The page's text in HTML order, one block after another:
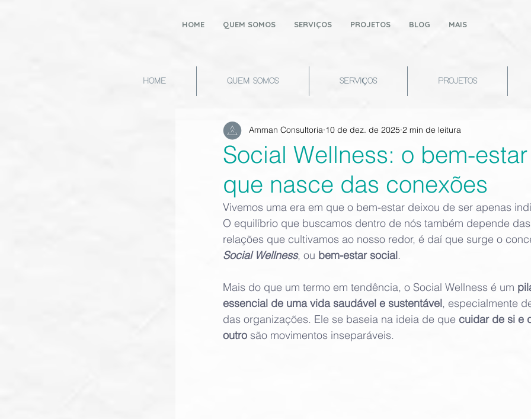
HOME QUEM SOMOS SERVIÇOS PROJETOS BLOG MAIS
HOME QUEM SOMOS SERVIÇOS PROJETOS
Social Wellness: o bem-estar
que nasce das conexões
Amman Consultoria 10 de dez. de 2025 2 min de leitura
Vivemos uma era em que o bem-estar deixou de ser apenas
O equilíbrio que buscamos dentro de nós também depende
relações que cultivamos ao nosso redor, é daí que surge o
Social Wellness, ou bem-estar social.
Mais do que um termo em tendência, o Social Wellness é um
essencial de uma vida saudável e sustentável, especialmente
das organizações. Ele se baseia na ideia de que cuidar de si e
outro são movimentos inseparáveis.